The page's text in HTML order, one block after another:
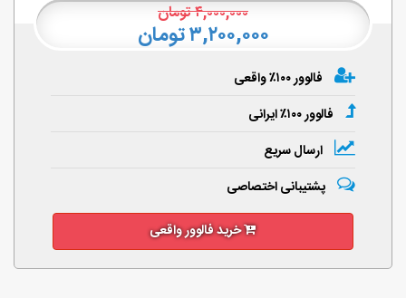
۴,۰۰۰,۰۰۰تومان
۳,۲۰۰,۰۰۰ تومان
فالوور ۱۰۰٪ واقعی
فالوور ۱۰۰٪ ایرانی
ارسال سریع
پشتیبانی اختصاصی
خرید فالوور واقعی